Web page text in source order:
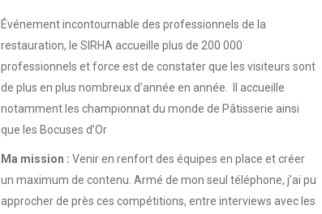
Événement incontournable des professionnels de la
restauration, le SIRHA accueille plus de 200 000
professionnels et force est de constater que les visiteurs sont
de plus en plus nombreux d’année en année. Il accueille
notamment les championnat du monde de Pâtisserie ainsi
que les Bocuses d’Or
Ma mission : Venir en renfort des équipes en place et créer
un maximum de contenu. Armé de mon seul téléphone, j’ai pu
approcher de près ces compétitions, entre interviews avec les